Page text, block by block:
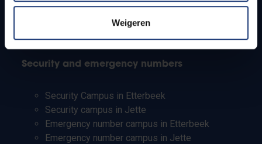
Weigeren
Teachers and secondary schools
Working students
Security and emergency numbers
Security Campus in Etterbeek
Security campus in Jette
Emergency number campus in Etterbeek
Emergency number campus in Jette